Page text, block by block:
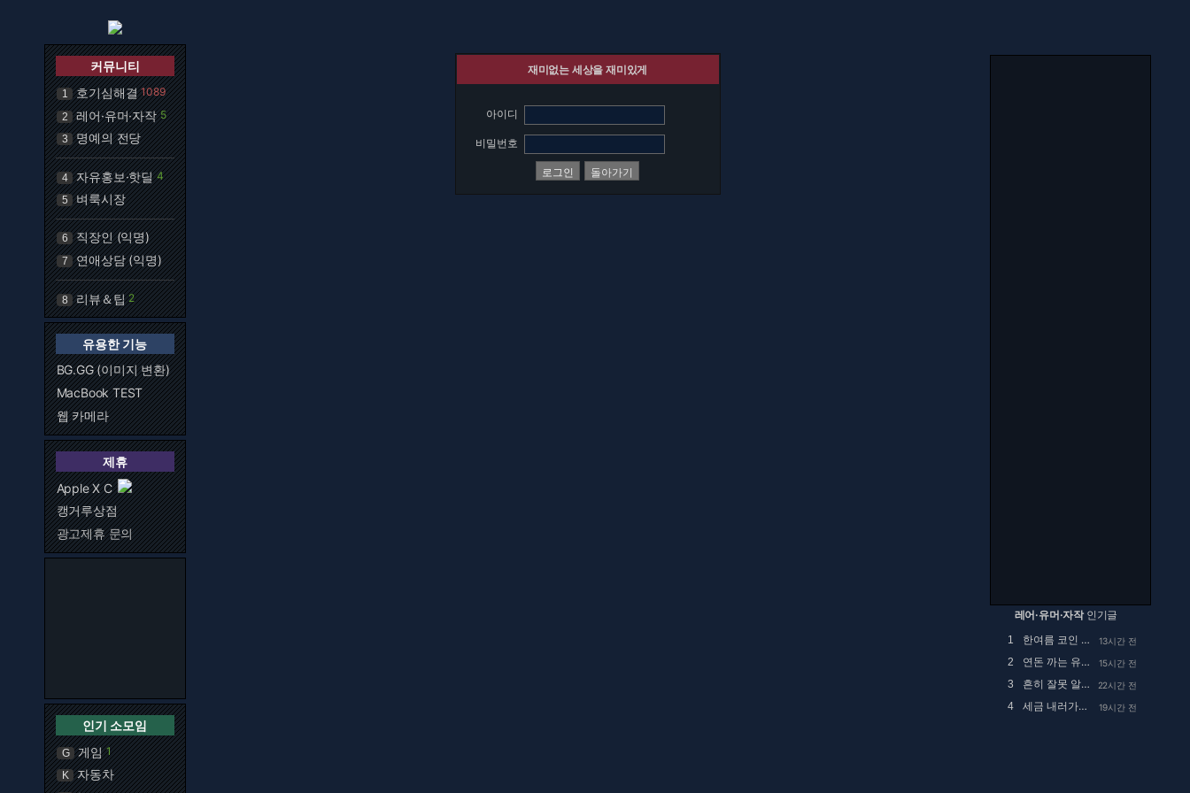
커뮤니티
1 호기심해결 1089
2 레어·유머·자작 5
3 명예의 전당
4 자유홍보·핫딜 4
5 벼룩시장
6 직장인 (익명)
7 연애상담 (익명)
8 리뷰＆팁 2
유용한 기능
BG.GG (이미지 변환)
MacBook TEST
웹 카메라
제휴
Apple X C
캥거루상점
광고제휴 문의
인기 소모임
G 게임 1
K 자동차
재미없는 세상을 재미있게
아이디
비밀번호
레어·유머·자작인기글
1 한여름 코인 세탁소에서 목격했던 사건.manhwa 13시간 전
2 연돈 까는 유튜브 댓글 15시간 전
3 흔히 잘못 알고있는 행주대첩의 실체 22시간 전
4 세금 내러가는 유재석 출연 유튜브에 달린 국세청 ... 19시간 전